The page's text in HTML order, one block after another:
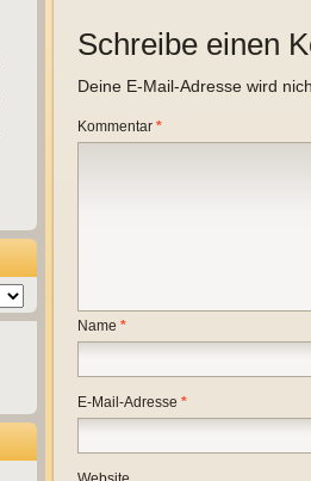
Schreibe einen
Deine E-Mail-Adresse wird
Kommentar *
Name *
E-Mail-Adresse *